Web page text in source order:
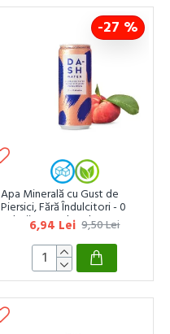
-27 %
Apa Minerală cu Gust de
Piersici, Fără Îndulcitori - 0
Calorii - 330ml Dash
6,94 Lei 9,50 Lei